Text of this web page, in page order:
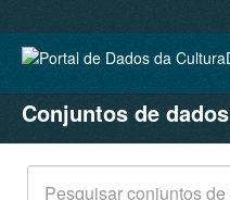
CONJUNTOS DE DADOS
ORGANIZAÇÕES
GRUPOS
Conjuntos de dados